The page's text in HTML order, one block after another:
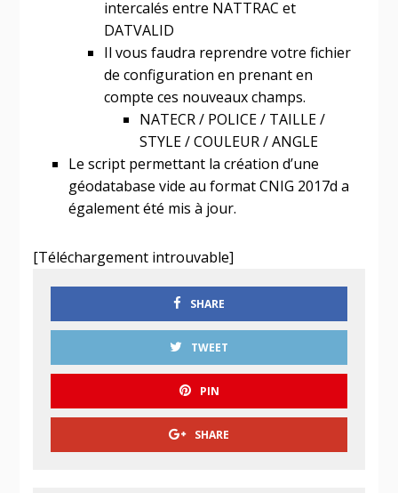
intercalés entre NATTRAC et
DATVALID
Il vous faudra reprendre votre fichier
de configuration en prenant en
compte ces nouveaux champs.
NATECR / POLICE / TAILLE /
STYLE / COULEUR / ANGLE
Le script permettant la création d’une
géodatabase vide au format CNIG 2017d a
également été mis à jour.
[Téléchargement introuvable]
SHARE
TWEET
PIN
SHARE